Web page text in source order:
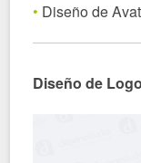
• Diseño de
Diseño de